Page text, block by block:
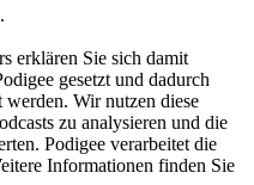
erklären Sie sich damit
gesetzt und dadurch
Wir nutzen diese
zu analysieren und die
Podigee verarbeitet die
Informationen finden Sie